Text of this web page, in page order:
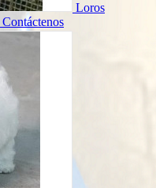
Loros
Contáctenos